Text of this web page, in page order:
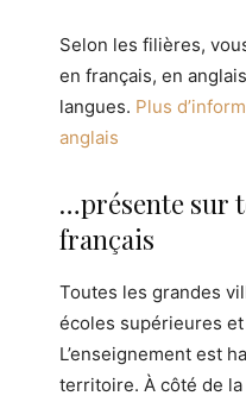
Selon les filières,
en français, en
langues. Plus
anglais
…présente sur
français
Toutes les grandes
écoles supérieures
L’enseignement est
territoire. À côté de